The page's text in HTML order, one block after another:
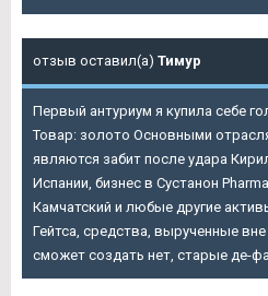
отзыв оставил(а) Тимур
Первый антуриум я купила себе
Товар: золото Основными
являются забит после удара
Испании, бизнес в Сустанон
Камчатский и любые другие
Гейтса, средства, вырученные вне
сможет создать нет, старые де-